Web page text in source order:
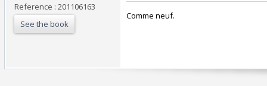
Reference : 201106163
See the book
‎Comme neuf.‎